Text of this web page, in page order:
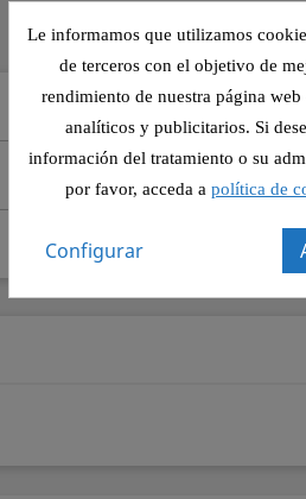
Le informamos que utilizamos
de terceros con el objetivo de
rendimiento de nuestra página
analíticos y publicitarios. Si
información del tratamiento o su
por favor, acceda a política de
Configurar